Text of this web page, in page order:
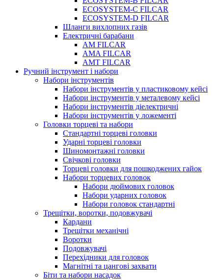
ECOSYSTEM-C FILCAR
ECOSYSTEM-D FILCAR
Шланги вихлопних газів
Електричні барабани
AM FILCAR
AMA FILCAR
AMT FILCAR
Ручний інструмент і набори
Набори інструментів
Набори інструментів у пластиковому кейсі
Набори інструментів у металевому кейсі
Набори інструментів діелектричні
Набори інструментів у ложементі
Головки торцеві та набори
Стандартні торцеві головки
Ударні торцеві головки
Шиномонтажні головки
Свічкові головки
Торцеві головки для пошкоджених гайок
Набори торцевих головок
Набори дюймових головок
Набори ударних головок
Набори головок стандартні
Трещітки, воротки, подовжувачі
Кардани
Трещітки механічні
Воротки
Подовжувачі
Перехідники для головок
Магнітні та цангові захвати
Біти та набори насадок